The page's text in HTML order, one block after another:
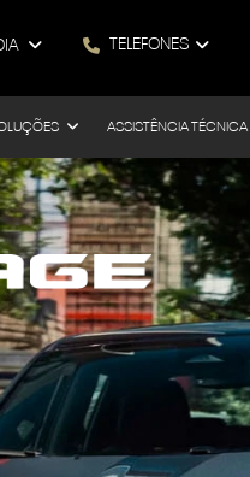
TELEFONES
ASSISTÊNCIA TÉCNICA